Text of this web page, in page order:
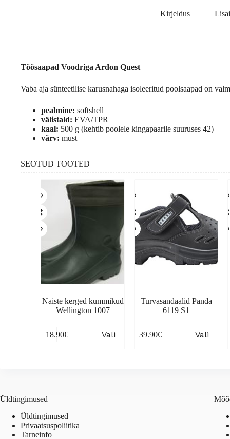
Kirjeldus
Töösaapad Voodriga Ardon Quest
Vaba aja sünteetilise karusnahaga isoleeritud poolsaapad on
pealmine: softshell
välistald: EVA/TPR
kaal: 500 g (kehtib poolele kingapaarile suuruses 42)
värv: must
SEOTUD TOOTED
Naiste kerged kummikud
Wellington 1007
18.90€ Vali
product
be
on
the
Turvasandaalid Panda
6119 S1
39.90€ Vali
product
be
on
the
Üldtingimused
Üldtingimused
Privaatsuspoliitika
Tarneinfo